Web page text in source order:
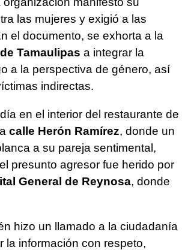
las mujeres y exigió a las
el documento, se exhorta a la
Tamaulipas a integrar la
a la perspectiva de género, así
indirectas.
en el interior del restaurante de
calle Herón Ramírez, donde un
a su pareja sentimental,
presunto agresor fue herido por
General de Reynosa, donde
hizo un llamado a la ciudadanía
la información con respeto,